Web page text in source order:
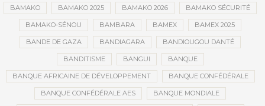
BAMAKO BAMAKO 2025 BAMAKO 2026 BAMAKO SÉCURITÉ
BAMAKO-SÉNOU BAMBARA BAMEX BAMEX 2025
BANDE DE GAZA BANDIAGARA BANDIOUGOU DANTÉ
BANDITISME BANGUI BANQUE
BANQUE AFRICAINE DE DÉVELOPPEMENT BANQUE CONFÉDÉRALE
BANQUE CONFÉDÉRALE AES BANQUE MONDIALE